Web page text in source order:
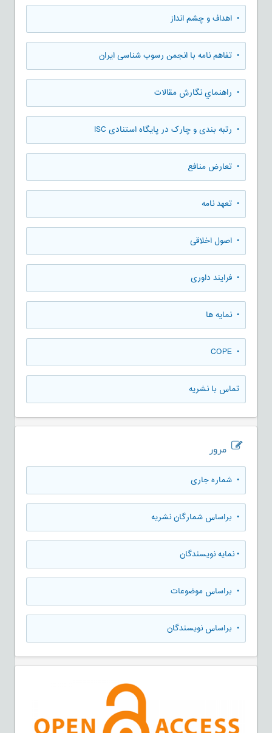
• اهداف و چشم انداز
• تفاهم نامه با انجمن رسوب شناسی ایران
• راهنماي نگارش مقالات
• رتبه بندی و چارک در پایگاه استنادی ISC
• تعارض منافع
• تعهد نامه
• اصول اخلاقی
• فرایند داوری
• نمایه ها
• COPE
تماس با نشریه
مرور
• شماره جاری
• براساس شمارگان نشریه
•نمایه نویسندگان
• براساس موضوعات
• براساس نویسندگان